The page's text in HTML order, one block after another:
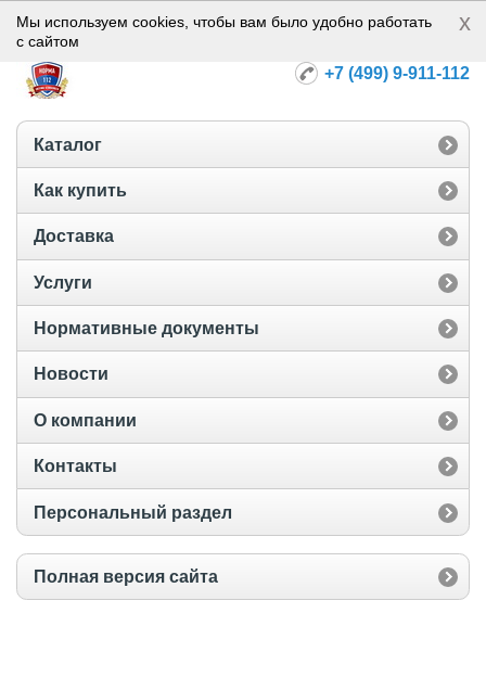
Норма-112
+7 (499) 9-911-112
Каталог
Как купить
Доставка
Услуги
Нормативные документы
Новости
О компании
Контакты
Персональный раздел
Полная версия сайта
Мы используем cookies, чтобы вам было удобно работать
с сайтом
x